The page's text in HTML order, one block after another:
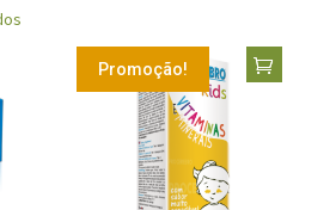
Promoção!